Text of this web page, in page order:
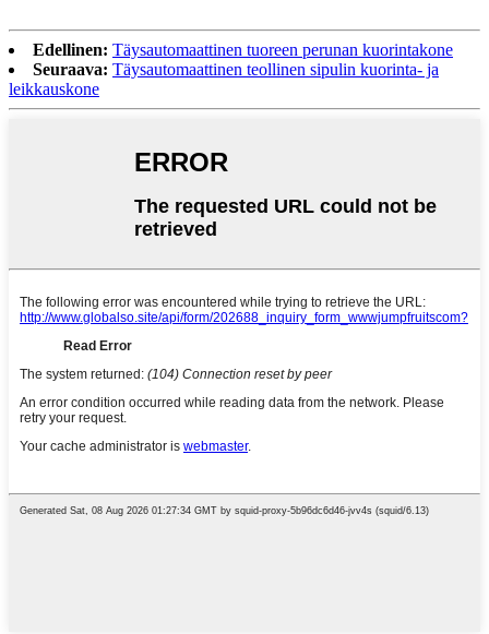
Edellinen: Täysautomaattinen tuoreen perunan kuorintakone
Seuraava: Täysautomaattinen teollinen sipulin kuorinta- ja
leikkauskone